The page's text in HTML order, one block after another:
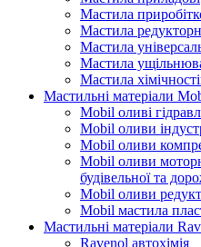
Мастила
Мастила
Мастила
Мастила
Мастила
Мастильні матеріали
Mobil оливі
Mobil оливи
Mobil оливи
Mobil оливи
будівельної та
Mobil оливи
Mobil мастила
Мастильні матеріали
Ravenol автохімія